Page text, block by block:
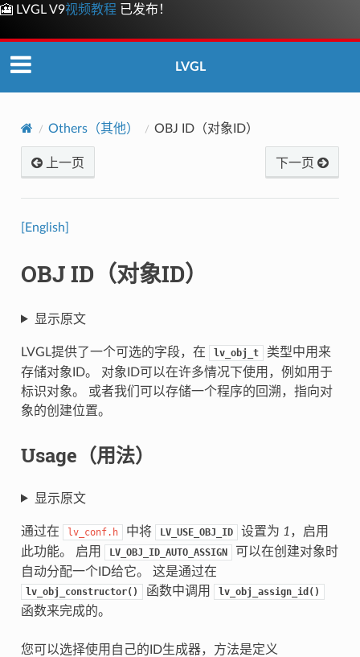
🎦 LVGL V9视频教程 已发布！
LVGL
Others（其他） OBJ ID（对象ID）
上一页 下一页
[English]
OBJ ID（对象ID）
显示原文
LVGL提供了一个可选的字段，在 lv_obj_t
类型中用来
存储对象ID。 对象ID可以在许多情况下使用，例如用于
标识对象。 或者我们可以存储一个程序的回溯，指向对
象的创建位置。
Usage（用法）
显示原文
通过在 lv_conf.h 中将 LV_USE_OBJ_ID 设置为 1 ，启用
此功能。 启用
LV_OBJ_ID_AUTO_ASSIGN
可以在创建对象时
自动分配一个ID给它。 这是通过在
lv_obj_constructor() 函数中调用 lv_obj_assign_id()
函数来完成的。
您可以选择使用自己的ID生成器，方法是定义